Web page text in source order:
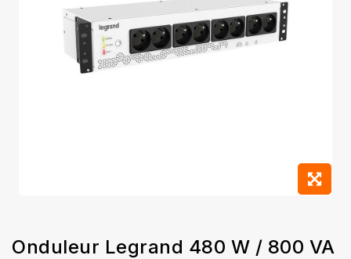
Onduleur Legrand 480 W / 800 VA